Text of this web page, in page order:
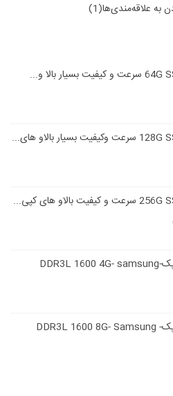
به علاقه‌مندی‌ها(
1
)